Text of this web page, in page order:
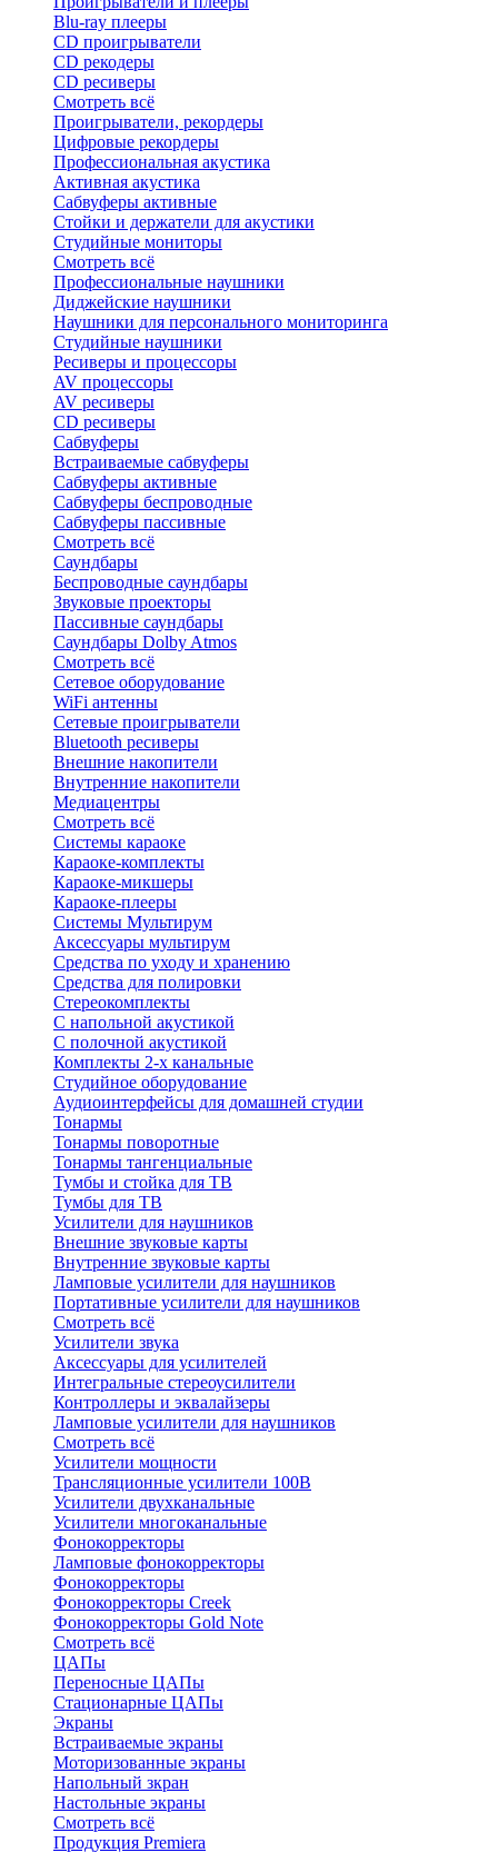
Blu-ray плееры
CD проигрыватели
CD рекодеры
CD ресиверы
Смотреть всё
Проигрыватели, рекордеры
Цифровые рекордеры
Профессиональная акустика
Активная акустика
Сабвуферы активные
Стойки и держатели для акустики
Студийные мониторы
Смотреть всё
Профессиональные наушники
Диджейские наушники
Наушники для персонального мониторинга
Студийные наушники
Ресиверы и процессоры
AV процессоры
AV ресиверы
CD ресиверы
Сабвуферы
Встраиваемые сабвуферы
Сабвуферы активные
Сабвуферы беспроводные
Сабвуферы пассивные
Смотреть всё
Саундбары
Беспроводные саундбары
Звуковые проекторы
Пассивные саундбары
Саундбары Dolby Atmos
Смотреть всё
Сетевое оборудование
WiFi антенны
Сетевые проигрыватели
Bluetooth ресиверы
Внешние накопители
Внутренние накопители
Медиацентры
Смотреть всё
Системы караоке
Караоке-комплекты
Караоке-микшеры
Караоке-плееры
Системы Мультирум
Аксессуары мультирум
Средства по уходу и хранению
Средства для полировки
Стереокомплекты
C напольной акустикой
C полочной акустикой
Комплекты 2-х канальные
Студийное оборудование
Аудиоинтерфейсы для домашней студии
Тонармы
Тонармы поворотные
Тонармы тангенциальные
Тумбы и стойка для ТВ
Тумбы для ТВ
Усилители для наушников
Внешние звуковые карты
Внутренние звуковые карты
Ламповые усилители для наушников
Портативные усилители для наушников
Смотреть всё
Усилители звука
Аксессуары для усилителей
Интегральные стереоусилители
Контроллеры и эквалайзеры
Ламповые усилители для наушников
Смотреть всё
Усилители мощности
Трансляционные усилители 100В
Усилители двухканальные
Усилители многоканальные
Фонокорректоры
Ламповые фонокорректоры
Фонокорректоры
Фонокорректоры Creek
Фонокорректоры Gold Note
Смотреть всё
ЦАПы
Переносные ЦАПы
Стационарные ЦАПы
Экраны
Встраиваемые экраны
Моторизованные экраны
Напольный зкран
Настольные экраны
Смотреть всё
Продукция Premiera